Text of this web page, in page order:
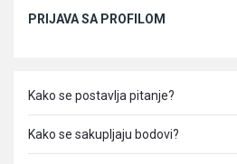
PRIJAVA SA PROFILOM
Kako se postavlja pitanje?
Kako se sakupljaju bodovi?